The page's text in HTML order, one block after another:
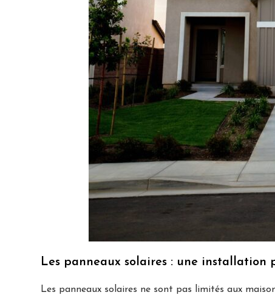
Les panneaux solaires : une
Les panneaux solaires ne sont pas limités aux